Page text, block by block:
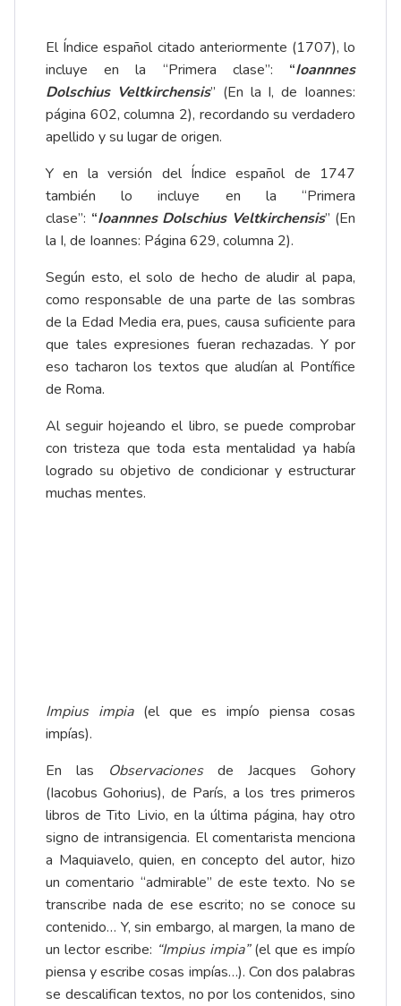
El Índice español citado anteriormente (1707), lo
incluye en la “Primera clase”: “Ioannnes
Dolschius Veltkirchensis” (En la I, de Ioannes:
página 602, columna 2), recordando su verdadero
apellido y su lugar de origen.
Y en la versión del Índice español de 1747
también lo incluye en la “Primera
clase”: “Ioannnes Dolschius Veltkirchensis” (En
la I, de Ioannes: Página 629, columna 2).
Según esto, el solo de hecho de aludir al papa,
como responsable de una parte de las sombras
de la Edad Media era, pues, causa suficiente para
que tales expresiones fueran rechazadas. Y por
eso tacharon los textos que aludían al Pontífice
de Roma.
Al seguir hojeando el libro, se puede comprobar
con tristeza que toda esta mentalidad ya había
logrado su objetivo de condicionar y estructurar
muchas mentes.
Impius impia(el que es impío piensa cosas
impías).
En las Observaciones de Jacques Gohory
(Iacobus Gohorius), de París, a los tres primeros
libros de Tito Livio, en la última página, hay otro
signo de intransigencia. El comentarista menciona
a Maquiavelo, quien, en concepto del autor, hizo
un comentario “admirable” de este texto. No se
transcribe nada de ese escrito; no se conoce su
contenido… Y, sin embargo, al margen, la mano de
un lector escribe: “Impius impia”(el que es impío
piensa y escribe cosas impías…). Con dos palabras
se descalifican textos, no por los contenidos, sino